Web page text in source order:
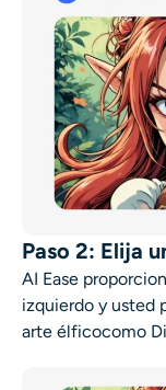
Paso 2: Elija
AI Ease
izquierdo y usted
arte élficocomo